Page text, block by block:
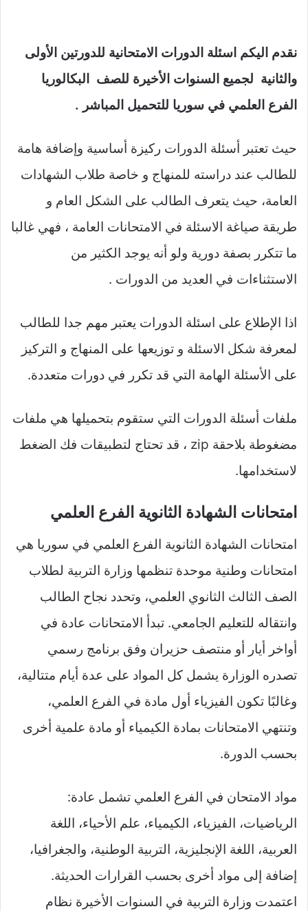
نقدم اليكم اسئلة الدورات الامتحانية للدورتين الأولى
والثانية لجميع السنوات الأخيرة للصف البكالوريا
الفرع العلمي في سوريا للتحميل المباشر .
حيث تعتبر أسئلة الدورات ركيزة أساسية وإضافة هامة
للطالب عند دراسته للمنهاج و خاصة طلاب الشهادات
العامة، حيث يتعرف الطالب على الشكل العام و
طريقة صياغة الاسئلة في الامتحانات العامة ، فهي غالبا
ما تتكرر بصفة دورية ولو أنه يوجد الكثير من
الاستثناءات في العديد من الدورات .
اذا الإطلاع على اسئلة الدورات يعتبر مهم جدا للطالب
لمعرفة شكل الاسئلة و توزيعها على المنهاج و التركيز
على الأسئلة الهامة التي قد تكرر في دورات متعددة.
ملفات أسئلة الدورات التي ستقوم بتحميلها هي ملفات
مضغوطة بلاحقة zip ، قد تحتاج لتطبيقات فك الضغط
لاستخدامها.
امتحانات الشهادة الثانوية الفرع العلمي
امتحانات الشهادة الثانوية الفرع العلمي في سوريا هي
امتحانات وطنية موحدة تنظمها وزارة التربية لطلاب
الصف الثالث الثانوي العلمي، وتحدد نجاح الطالب
وانتقاله للتعليم الجامعي. تبدأ الامتحانات عادة في
أواخر أيار أو منتصف حزيران وفق برنامج رسمي
تصدره الوزارة يشمل كل المواد على عدة أيام متتالية،
وغالبًا تكون الفيزياء أول مادة في الفرع العلمي،
وتنتهي الامتحانات بمادة الكيمياء أو مادة علمية أخرى
بحسب الدورة.​
مواد الامتحان في الفرع العلمي تشمل عادة:
الرياضيات، الفيزياء، الكيمياء، علم الأحياء، اللغة
العربية، اللغة الإنجليزية، التربية الوطنية، والجغرافيا،
إضافة إلى مواد أخرى بحسب القرارات الحديثة.
اعتمدت وزارة التربية في السنوات الأخيرة نظام